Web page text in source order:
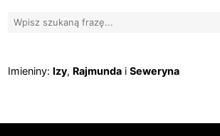
Imieniny
Imieniny: Izy, Rajmunda iSeweryna